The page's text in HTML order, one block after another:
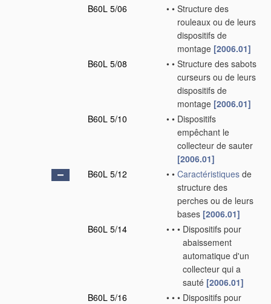
B60L 5/06
• • Structure des
rouleaux ou de leurs
dispositifs de
montage [2006.01]
B60L 5/08
• • Structure des sabots
curseurs ou de leurs
dispositifs de
montage [2006.01]
B60L 5/10
• • Dispositifs
empêchant le
collecteur de sauter
[2006.01]
B60L 5/12
• • Caractéristiques de
structure des
perches ou de leurs
bases [2006.01]
B60L 5/14
• • • Dispositifs pour
abaissement
automatique d'un
collecteur qui a
sauté [2006.01]
B60L 5/16
• • • Dispositifs pour